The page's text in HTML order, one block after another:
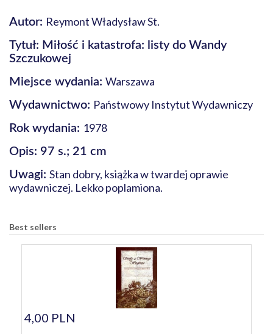
Autor: Reymont Władysław St.
Tytuł: Miłość i katastrofa: listy do Wandy
Szczukowej
Miejsce wydania: Warszawa
Wydawnictwo: Państwowy Instytut Wydawniczy
Rok wydania: 1978
Opis: 97 s.; 21 cm
Uwagi: Stan dobry, książka w twardej oprawie
wydawniczej. Lekko poplamiona.
Best sellers
4,00 PLN